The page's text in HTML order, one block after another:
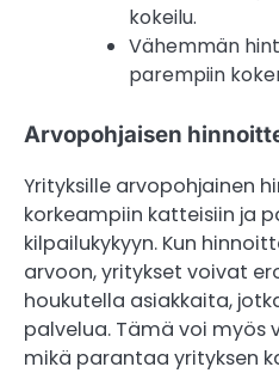
kokeilu.
Vähemmän
parempiin
Arvopohjaisen
Yrityksille arvopohjainen
korkeampiin katteisiin ja
kilpailukykyyn. Kun
arvoon, yritykset voivat
houkutella asiakkaita,
palvelua. Tämä voi myös
mikä parantaa yrityksen